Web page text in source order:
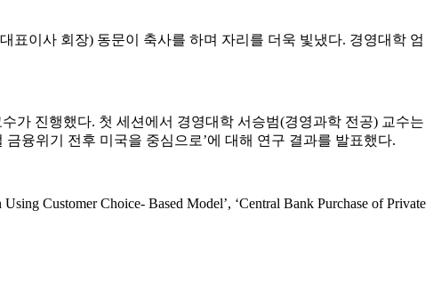
표이사 회장) 동문이 축사를 하며 자리를 더욱 빛냈다. 경영대학 엄
가 진행했다. 첫 세션에서 경영대학 서승범(경영과학 전공) 교수는
융위기 전후 미국을 중심으로’에 대해 연구 결과를 발표했다.
Customer Choice- Based Model’, ‘Central Bank Purchase of Private